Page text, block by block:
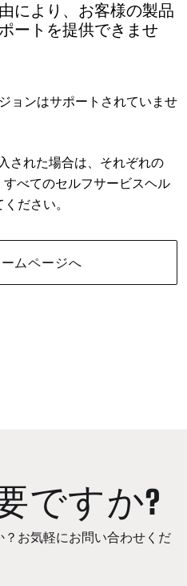
により、お客様の製品
ートを提供できませ
ョンはサポートされていませ
された場合は、それぞれの
べてのセルフサービスヘル
ださい。
ムページへ
ですか?
お気軽にお問い合わせくだ